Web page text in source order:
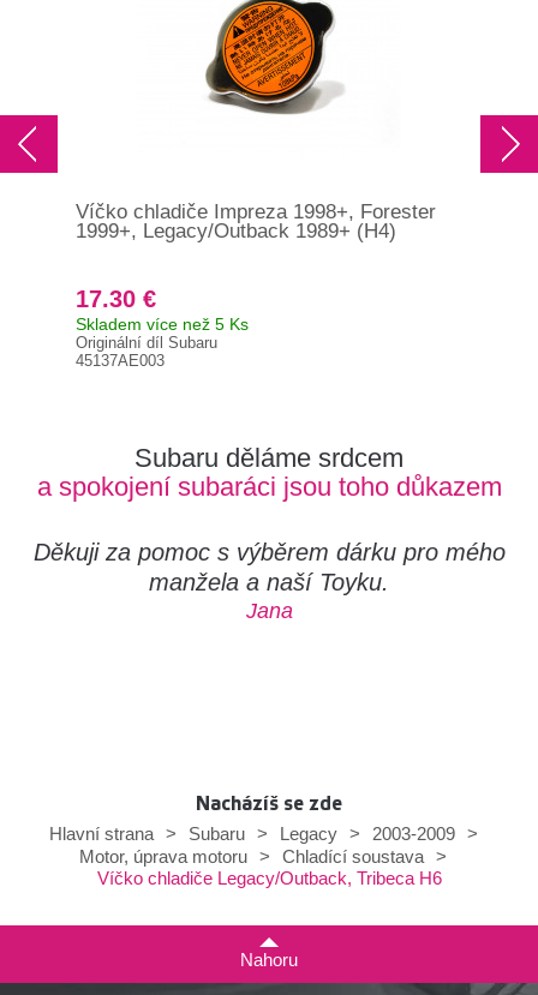
Víčko chladiče Impreza 1998+, Forester
1999+, Legacy/Outback 1989+ (H4)
17.30 €
Skladem více než 5 Ks
Originální díl Subaru
45137AE003
Subaru děláme srdcem
a spokojení subaráci jsou toho důkazem
Děkuji za pomoc s výběrem dárku pro mého
manžela a naší Toyku.
Jana
Nacházíš se zde
Hlavní strana
> Subaru > Legacy > 2003-2009
>
Motor, úprava motoru > Chladící soustava >
Víčko chladiče Legacy/Outback, Tribeca H6
Nahoru